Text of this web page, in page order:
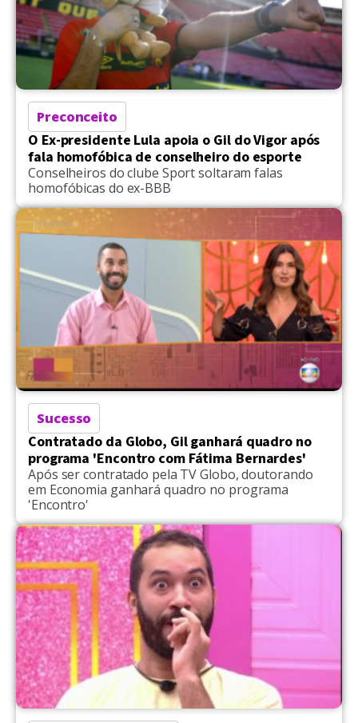
Preconceito
O Ex-presidente Lula apoia o Gil do Vigor após
fala homofóbica de conselheiro do esporte
Conselheiros do clube Sport soltaram falas
homofóbicas do ex-BBB
Sucesso
Contratado da Globo, Gil ganhará quadro no
programa 'Encontro com Fátima Bernardes'
Após ser contratado pela TV Globo, doutorando
em Economia ganhará quadro no programa
'Encontro'